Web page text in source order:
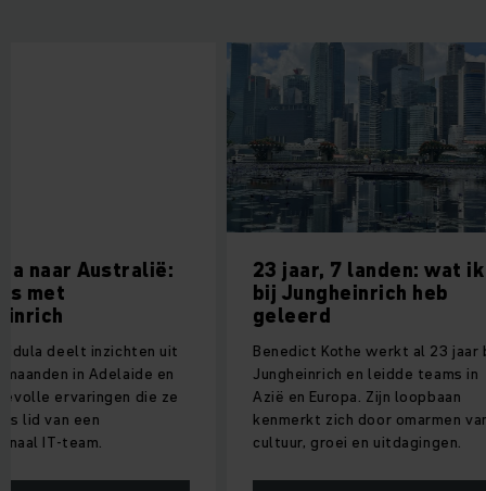
Australië:
deelt inzichten uit
in Adelaide en
ervaringen die ze
een
team.
23 jaar, 7 landen: wat ik
bij Jungheinrich heb
geleerd
Benedict Kothe werkt al 23 jaar bij
Jungheinrich en leidde teams in
Azië en Europa. Zijn loopbaan
kenmerkt zich door omarmen van
cultuur, groei en uitdagingen.